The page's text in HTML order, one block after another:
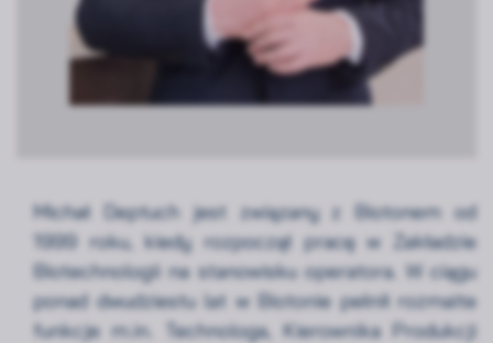
Michał Deptuch jest związany z Biotonem od
1999 roku, kiedy rozpoczął pracę w Zakładzie
Biotechnologii na stanowisku operatora. W ciągu
ponad dwudziestu lat w Biotonie pełnił rozmaite
funkcje m.in. Technologa, Kierownika Produkcji